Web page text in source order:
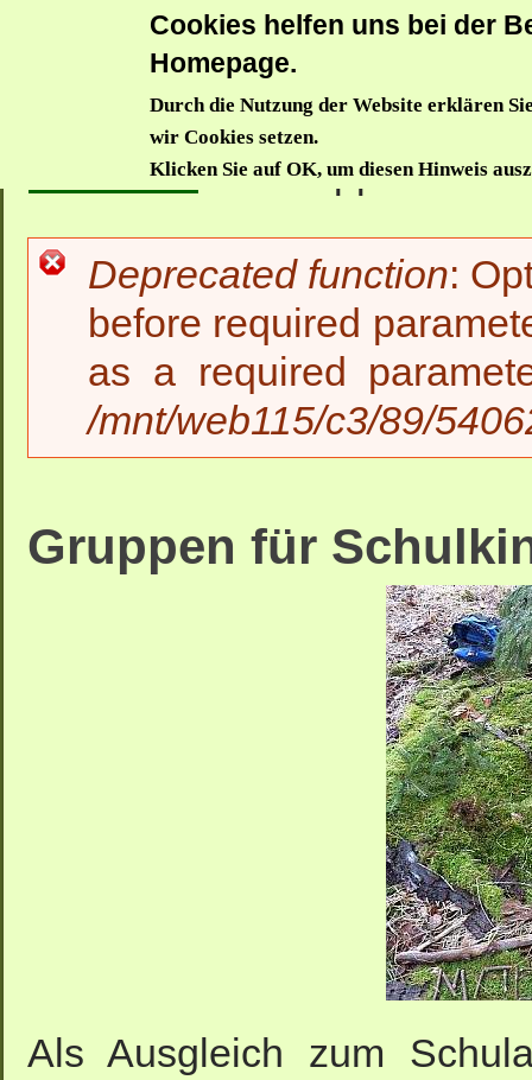
Cookies helfen uns bei der
Homepage.
Durch die Nutzung der Website erklären
wir Cookies setzen.
Klicken Sie auf OK, um diesen Hinweis
Trägerverein Waldkindergarten
Startseite >> Gruppen für
Fehlermeldung
Deprecated function:
before required
as a required
/mnt/web115/c3/89/
Gruppen für
Als Ausgleich zum